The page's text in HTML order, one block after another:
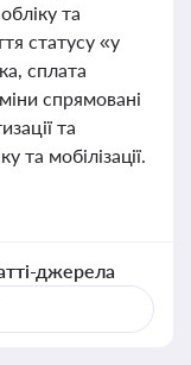
та
статусу «у
сплата
спрямовані
та
та мобілізації.
джерела